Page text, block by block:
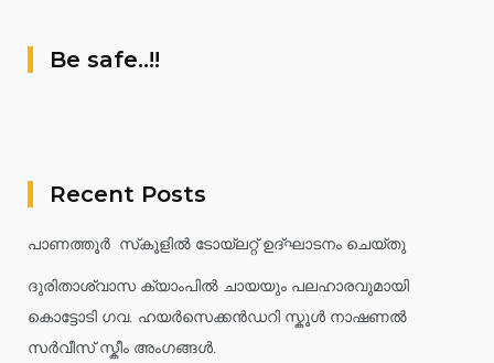
Be safe..!!
Recent Posts
പാണത്തൂർ സ്‌കൂളിൽ ടോയ്ലറ്റ് ഉദ്ഘാടനം ചെയ്തു
ദുരിതാശ്വാസ ക്യാംപിൽ ചായയും പലഹാരവുമായി
കൊട്ടോടി ഗവ. ഹയർസെക്കൻഡറി സ്കൂൾ നാഷണൽ
സർവീസ് സ്കീം അംഗങ്ങൾ.